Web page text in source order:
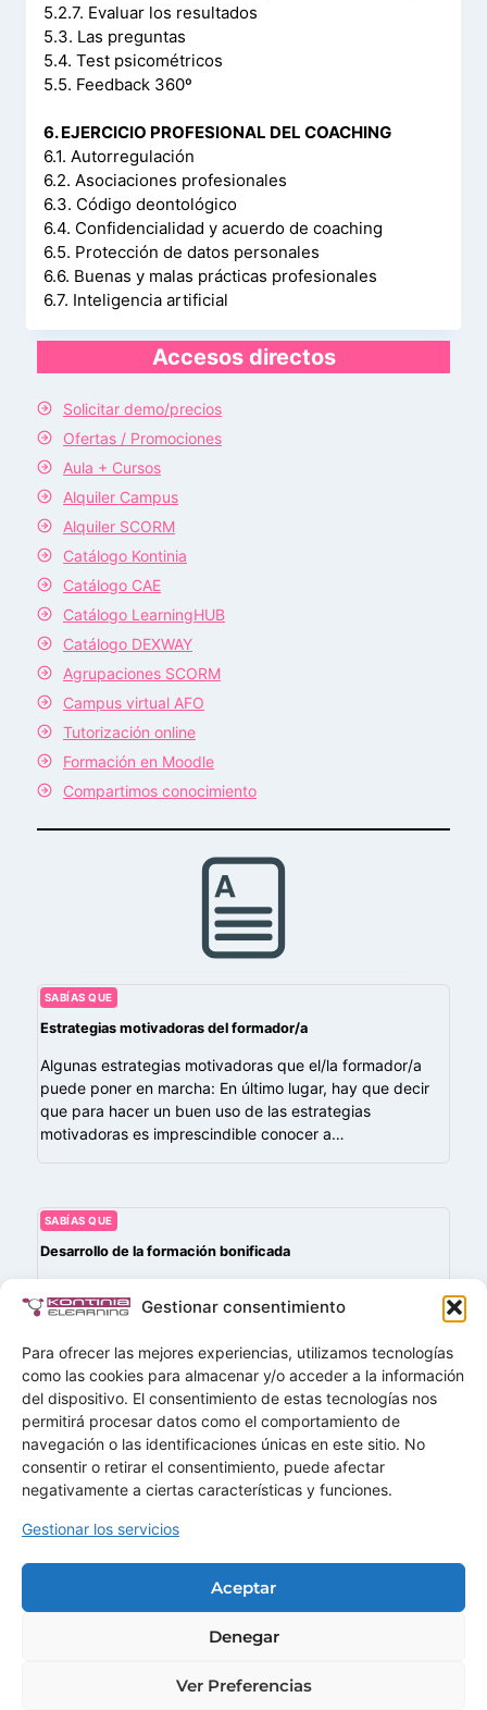
Gestionar consentimiento
Para ofrecer las mejores experiencias, utilizamos tecnologías
como las cookies para almacenar y/o acceder a la información
del dispositivo. El consentimiento de estas tecnologías nos
permitirá procesar datos como el comportamiento de
navegación o las identificaciones únicas en este sitio. No
consentir o retirar el consentimiento, puede afectar
negativamente a ciertas características y funciones.
Gestionar los servicios
Aceptar
Denegar
Ver Preferencias
5.2.7. Evaluar los resultados
5.3. Las preguntas
5.4. Test psicométricos
5.5. Feedback 360º
6. EJERCICIO PROFESIONAL DEL COACHING
6.1. Autorregulación
6.2. Asociaciones profesionales
6.3. Código deontológico
6.4. Confidencialidad y acuerdo de coaching
6.5. Protección de datos personales
6.6. Buenas y malas prácticas profesionales
6.7. Inteligencia artificial
Accesos directos
Solicitar demo/precios
Ofertas / Promociones
Aula + Cursos
Alquiler Campus
Alquiler SCORM
Catálogo Kontinia
Catálogo CAE
Catálogo LearningHUB
Catálogo DEXWAY
Agrupaciones SCORM
Campus virtual AFO
Tutorización online
Formación en Moodle
Compartimos conocimiento
SABÍAS QUE
Estrategias motivadoras del formador/a
Algunas estrategias motivadoras que el/la formador/a
puede poner en marcha: En último lugar, hay que decir
que para hacer un buen uso de las estrategias
motivadoras es imprescindible conocer a…
SABÍAS QUE
Desarrollo de la formación bonificada
través de FUNDAE, deberás tener en cuenta los
Buscar
Buscar
Demos
Contactar
© 2026 · KONTINIA CONSULTING SLU · B85822872.